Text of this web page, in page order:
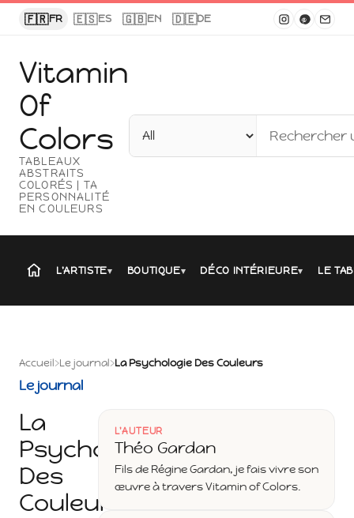
🇫🇷FR 🇪🇸ES 🇬🇧EN 🇩🇪DE
Vitamin
Of
Colors
TABLEAUX
ABSTRAITS
COLORÉS | TA
PERSONNALITÉ
EN COULEURS
L'ARTISTE▾ BOUTIQUE▾ DÉCO INTÉRIEURE▾ LE
Accueil›Le journal›La Psychologie Des Couleurs
Le journal
La
Psychologie
Des
Couleurs
L'AUTEUR
Théo Gardan
Fils de Régine Gardan, je fais vivre son
œuvre à travers Vitamin of Colors.
Panneau de gestion des cookies